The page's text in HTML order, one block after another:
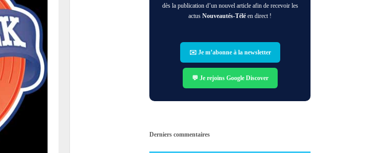
dès la publication d’un nouvel article afin de recevoir les
actusNouveautés-Télé en direct !
✉️ Je m’abonne à la newsletter
💬 Je rejoins Google Discover
Derniers commentaires